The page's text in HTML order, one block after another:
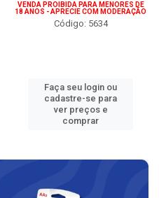
VENDA PROIBIDA PARA MENORES DE
18 ANOS - APRECIE COM MODERAÇÃO
Código: 5634
Faça seu login ou
cadastre-se para
ver preços e
comprar